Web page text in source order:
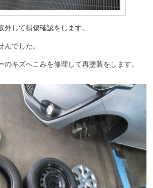
外して損傷確認をします。
でした。
のキズへこみを修理して再塗装をします。